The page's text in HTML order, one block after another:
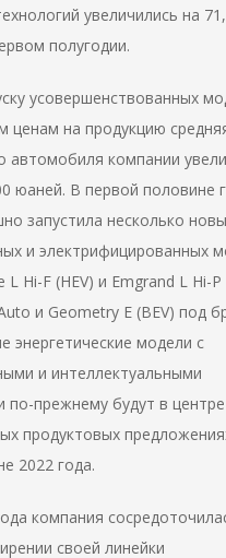
увеличились на
полугодии.
усовершенствованных
ценам на продукцию
автомобиля компании
юаней. В первой половине
запустила несколько
и электрифицированных
L Hi-F (HEV) и Emgrand L Hi-P
и Geometry E (BEV) под
энергетические модели с
и интеллектуальными
прежнему будут в
продуктовых
2022 года.
компания
своей линейки